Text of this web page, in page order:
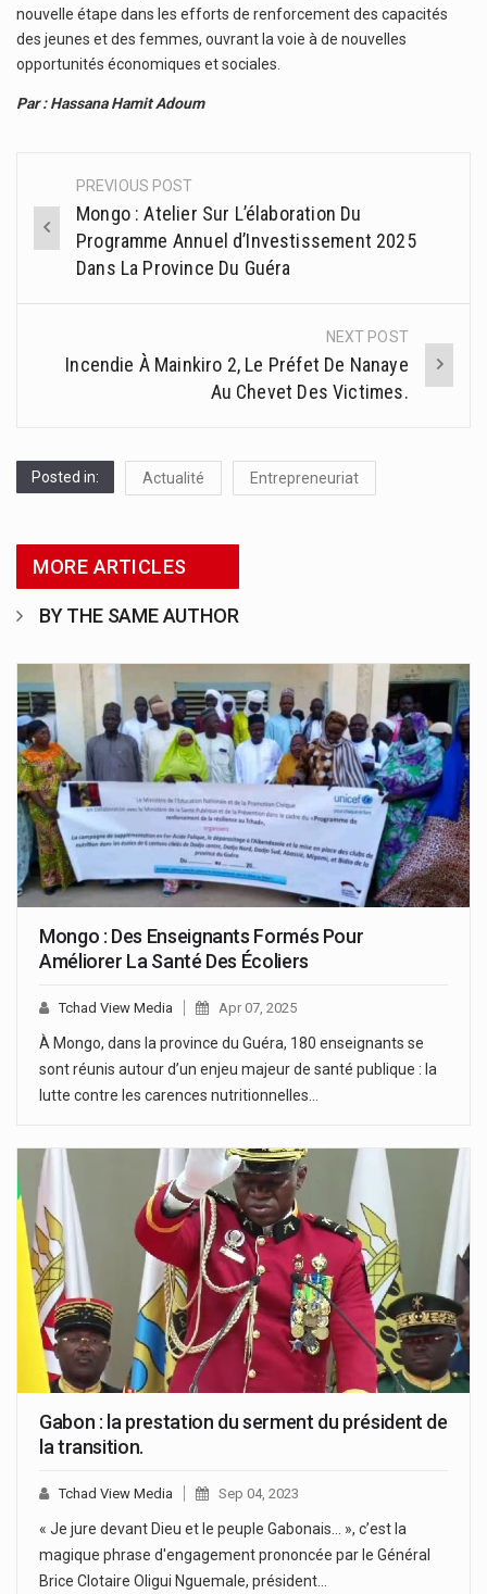
nouvelle étape dans les efforts de renforcement des capacités
des jeunes et des femmes, ouvrant la voie à de nouvelles
opportunités économiques et sociales.
Par : Hassana Hamit Adoum
Post
navigation
PREVIOUS POST
Mongo : Atelier Sur L’élaboration Du
Programme Annuel d’Investissement 2025
Dans La Province Du Guéra
NEXT POST
Incendie À Mainkiro 2, Le Préfet De Nanaye
Au Chevet Des Victimes.
Posted in: Actualité Entrepreneuriat
MORE ARTICLES
BY THE SAME AUTHOR
Mongo : Des Enseignants Formés Pour
Améliorer La Santé Des Écoliers
Tchad View Media Apr 07, 2025
À Mongo, dans la province du Guéra, 180 enseignants se
sont réunis autour d’un enjeu majeur de santé publique : la
lutte contre les carences nutritionnelles…
Gabon : la prestation du serment du président de
la transition.
Tchad View Media Sep 04, 2023
« Je jure devant Dieu et le peuple Gabonais… », c’est la
magique phrase d'engagement prononcée par le Général
Brice Clotaire Oligui Nguemale, président…